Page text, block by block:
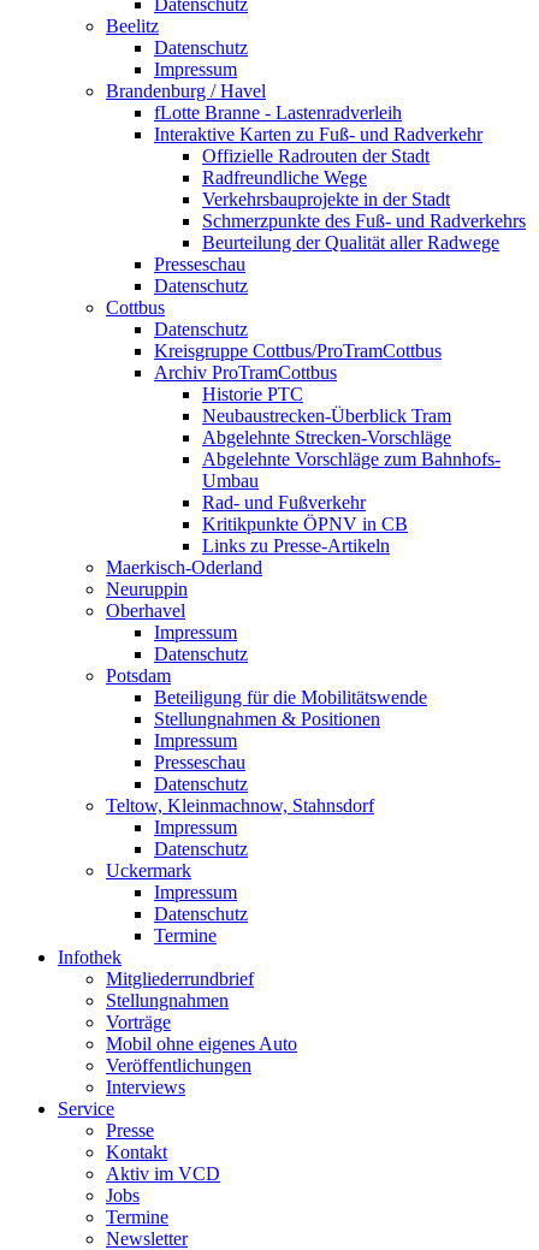
Datenschutz
Beelitz
Datenschutz
Impressum
Brandenburg / Havel
fLotte Branne - Lastenradverleih
Interaktive Karten zu Fuß- und Radverkehr
Offizielle Radrouten der Stadt
Radfreundliche Wege
Verkehrsbauprojekte in der Stadt
Schmerzpunkte des Fuß- und Radverkehrs
Beurteilung der Qualität aller Radwege
Presseschau
Datenschutz
Cottbus
Datenschutz
Kreisgruppe Cottbus/ProTramCottbus
Archiv ProTramCottbus
Historie PTC
Neubaustrecken-Überblick Tram
Abgelehnte Strecken-Vorschläge
Abgelehnte Vorschläge zum Bahnhofs-
Umbau
Rad- und Fußverkehr
Kritikpunkte ÖPNV in CB
Links zu Presse-Artikeln
Maerkisch-Oderland
Neuruppin
Oberhavel
Impressum
Datenschutz
Potsdam
Beteiligung für die Mobilitätswende
Stellungnahmen & Positionen
Impressum
Presseschau
Datenschutz
Teltow, Kleinmachnow, Stahnsdorf
Impressum
Datenschutz
Uckermark
Impressum
Datenschutz
Termine
Infothek
Mitgliederrundbrief
Stellungnahmen
Vorträge
Mobil ohne eigenes Auto
Veröffentlichungen
Interviews
Service
Presse
Kontakt
Aktiv im VCD
Jobs
Termine
Newsletter